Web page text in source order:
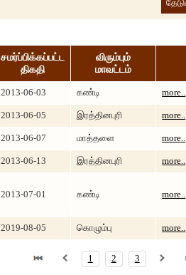
சமர்ப்பிக்கப்பட்ட
திகதி
விரும்பும்
மாவட்டம்
2013-06-03 கண்டி more..
2013-06-05 இரத்தினபுரி more..
2013-06-07 மாத்த‍‍‍ளை more..
2013-06-13 இரத்தினபுரி more..
2013-07-01 கண்டி more..
2019-08-05 ‎கொழும்பு more..
1 2 3